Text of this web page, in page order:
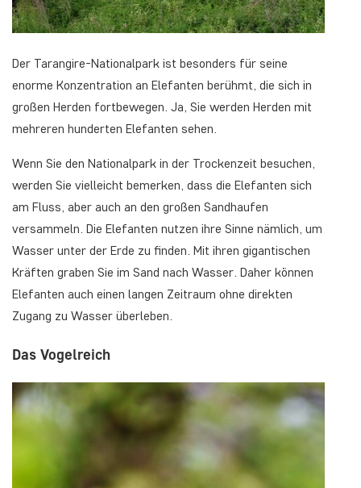
Der Tarangire-Nationalpark ist besonders für seine
enorme Konzentration an Elefanten berühmt, die sich in
großen Herden fortbewegen. Ja, Sie werden Herden mit
mehreren hunderten Elefanten sehen.
Wenn Sie den Nationalpark in der Trockenzeit besuchen,
werden Sie vielleicht bemerken, dass die Elefanten sich
am Fluss, aber auch an den großen Sandhaufen
versammeln. Die Elefanten nutzen ihre Sinne nämlich, um
Wasser unter der Erde zu finden. Mit ihren gigantischen
Kräften graben Sie im Sand nach Wasser. Daher können
Elefanten auch einen langen Zeitraum ohne direkten
Zugang zu Wasser überleben.
Das Vogelreich